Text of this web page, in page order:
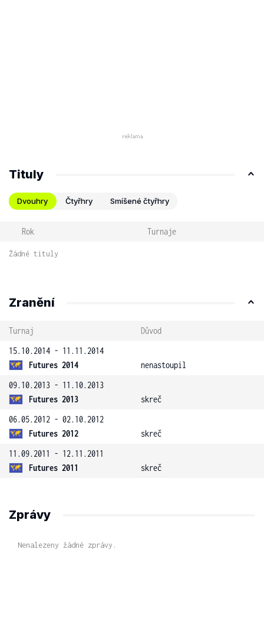
Tituly
Dvouhry Čtyřhry Smíšené čtyřhry
Rok Turnaje
Žádné tituly
Zranění
Turnaj
Důvod
15.10.2014 - 11.11.2014
Futures 2014
nenastoupil
09.10.2013 - 11.10.2013
Futures 2013
skreč
06.05.2012 - 02.10.2012
Futures 2012
skreč
11.09.2011 - 12.11.2011
Futures 2011
skreč
Zprávy
Nenalezeny žádné zprávy.